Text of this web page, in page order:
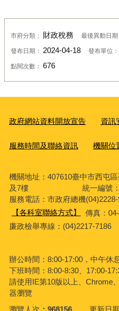
市府分類： 財政稅務 最後異動日期
發布日期： 2024-04-18 發布單位：
點閱次數： 676
政府網站資料開放宣告 資訊
服務時間及聯絡資訊 機關位
機關地址：407610臺中市西屯
及7樓 統一編號：
服務電話：市政府總機
【各科室聯絡方式】
傳真：
廉政檢舉專線：(04)2217-7186
辦公時間：8:00-17:00，中午休
下班時間：8:00-8:30、17:00-
請使用IE第10版以上、Chrome
器瀏覽
瀏覽人次
968156 更新日期